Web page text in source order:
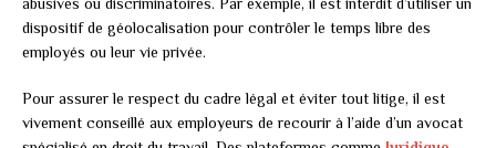
dispositif de géolocalisation pour contrôler le temps libre des
employés ou leur vie privée.
Pour assurer le respect du cadre légal et éviter tout litige, il est
vivement conseillé aux employeurs de recourir à l’aide d’un avocat